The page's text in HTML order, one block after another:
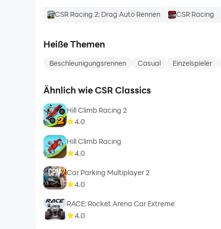
CSR Racing 2: Drag Auto Rennen CSR Racing
Heiße Themen
Beschleunigungsrennen Casual Einzelspieler
Ähnlich wie CSR Classics
Hill Climb Racing 2
4.0
Hill Climb Racing
4.0
Car Parking Multiplayer 2
4.0
RACE: Rocket Arena Car Extreme
4.0